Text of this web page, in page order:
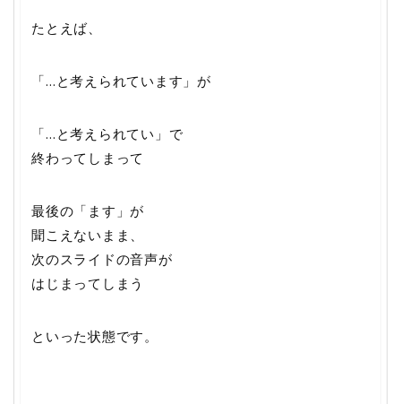
たとえば、
「…と考えられています」が
「…と考えられてい」で
終わってしまって
最後の「ます」が
聞こえないまま、
次のスライドの音声が
はじまってしまう
といった状態です。